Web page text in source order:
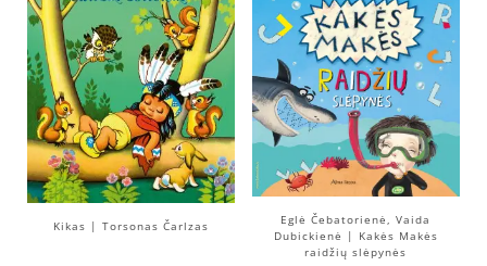
Kikas | Torsonas Čarlzas
Eglė Čebatorienė, Vaida
Dubickienė | Kakės Makės
raidžių slėpynės